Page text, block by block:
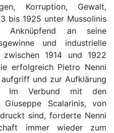
Korruption, Gewalt,
bis 1925 unter Mussolinis
Anknüpfend an seine
und industrielle
1914 und 1922
erfolgreich Pietro Nenni
und zur Aufklärung
Im Verbund mit den
Giuseppe Scalarinis, von
sind, forderte Nenni
immer wieder zum